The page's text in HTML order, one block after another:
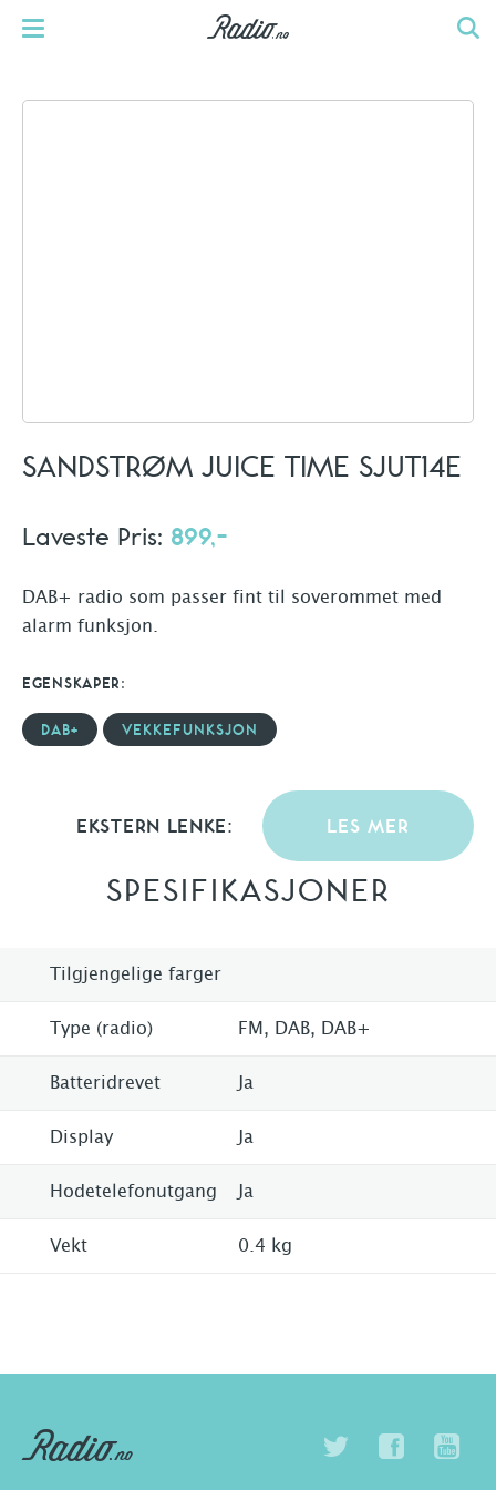
SANDSTRØM JUICE TIME SJUT14E
Laveste Pris: 899,-
DAB+ radio som passer fint til soverommet med
alarm funksjon.
EGENSKAPER:
DAB+ VEKKEFUNKSJON
EKSTERN LENKE: LES MER
SPESIFIKASJONER
Tilgjengelige farger
Type (radio) FM, DAB, DAB+
Batteridrevet Ja
Display Ja
Hodetelefonutgang Ja
Vekt 0.4 kg